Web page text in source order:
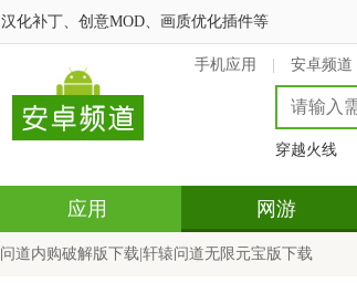
化补丁、创意MOD、画质优化插件等
手机应用 安卓频道
穿越火线
应用 网游
道内购破解版下载|轩辕问道无限元宝版下载